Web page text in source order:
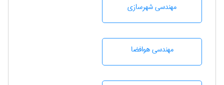
مهندسی شهرسازی
مهندسی هوافضا